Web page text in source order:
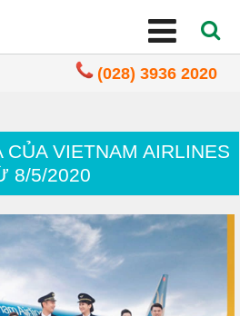
(028) 3936 2020
CỦA VIETNAM AIRLINES
8/5/2020